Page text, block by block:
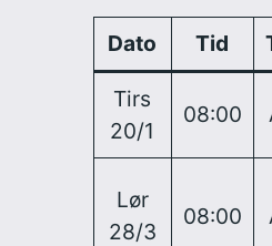
Dato Tid
Tirs
20/1
08:00
Lør
28/3
08:00